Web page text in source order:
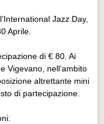
Jazz Day,
Aprile.
di € 80. Ai
Vigevano, nell’ambito
altrettante mini
di partecipazione.